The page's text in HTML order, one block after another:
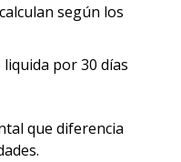
según los
liquida por 30 días
que diferencia